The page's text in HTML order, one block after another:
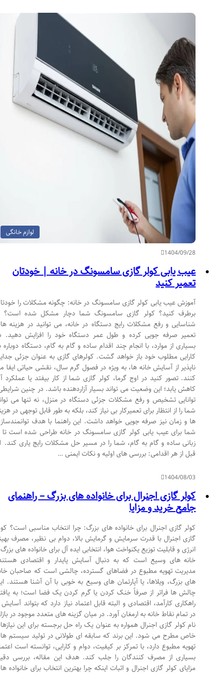
لوازم خانگی
1404/09/28
عیب یابی کولر گازی سامسونگ در خانه | خودتان
تعمیر کنید
آموزش عیب یابی کولر گازی سامسونگ در خانه: چگونه مشکلات را خودتان
برطرف کنید؟ کولر گازی سامسونگ شما دچار مشکل شده است؟ با
شناسایی و رفع مشکلات رایج دستگاه در خانه، می توانید در هزینه های
تعمیر صرفه جویی کرده و طول عمر دستگاه خود را افزایش دهید. در
بسیاری از موارد، با انجام چند اقدام ساده و گام به گام، دستگاه دوباره به
کارایی مطلوب خود باز خواهد گشت. کولرهای گازی به عنوان جزئی جدایی
ناپذیر از آسایش خانه ها، به ویژه در فصول گرم سال، نقشی حیاتی ایفا می
کنند. تصور کنید در اوج گرما، کولر گازی شما از کار بیفتد یا عملکرد آن
کاهش یابد؛ این وضعیت می تواند بسیار آزاردهنده باشد. در چنین شرایطی،
توانایی تشخیص و رفع مشکلات جزئی دستگاه در منزل، نه تنها می تواند
شما را از انتظار برای تعمیرکار بی نیاز کند، بلکه به طور قابل توجهی در هزینه
ها و زمان نیز صرفه جویی خواهد داشت. این راهنما با هدف توانمندسازی
شما برای عیب یابی کولر گازی سامسونگ در خانه طراحی شده است تا با
زبانی ساده و گام به گام، شما را در مسیر حل مشکلات رایج یاری کند. 1.
قبل از هر اقدامی: بررسی های اولیه و نکات ایمنی …
1404/08/03
کولر گازی اجنرال برای خانواده های بزرگ – راهنمای
جامع خرید و مزایا
کولر گازی اجنرال برای خانواده های بزرگ: چرا انتخاب مناسبی است؟ کولر
گازی اجنرال با قدرت سرمایش و گرمایش بالا، دوام بی نظیر، مصرف بهینه
انرژی و قابلیت توزیع یکنواخت هوا، انتخابی ایده آل برای خانواده های بزرگ و
خانه های وسیع است که به دنبال آسایش پایدار و اقتصادی هستند.
مدیریت تهویه مطبوع در فضاهای گسترده، چالشی است که صاحبان خانه
های بزرگ، ویلاها، یا آپارتمان های وسیع به خوبی با آن آشنا هستند. این
چالش ها فراتر از صرفاً خنک کردن یا گرم کردن یک فضا است؛ به یافتن
راهکاری کارآمد، اقتصادی و البته قابل اعتماد نیاز دارد که بتواند آسایش را
در تمام نقاط خانه به ارمغان آورد. در میان گزینه های متعدد موجود در بازار،
نام کولر گازی اجنرال همواره به عنوان یک راه حل برجسته برای این نیازهای
خاص مطرح می شود. این برند که سابقه ای طولانی در تولید سیستم های
تهویه مطبوع دارد، با تمرکز بر کیفیت، دوام و کارایی، توانسته است اعتماد
بسیاری از مصرف کنندگان را جلب کند. هدف این مقاله، بررسی دقیق
مزایای کولر گازی اجنرال و اثبات اینکه چرا بهترین انتخاب برای خانواده های